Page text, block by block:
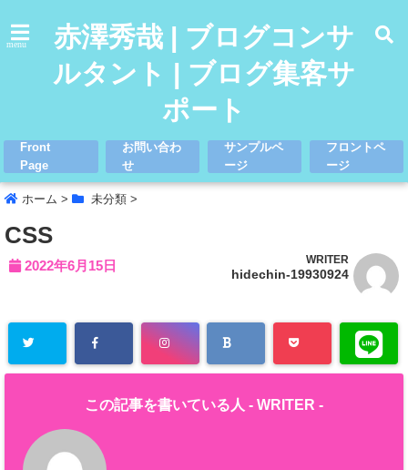
menu
赤澤秀哉 | ブログコンサ
ルタント | ブログ集客サ
ポート
Front
Page
お問い合わ
せ
サンプルペ
ージ
フロントペ
ージ
ホーム > 未分類 >
CSS
2022年6月15日 WRITER
hidechin-19930924
この記事を書いている人 - WRITER -